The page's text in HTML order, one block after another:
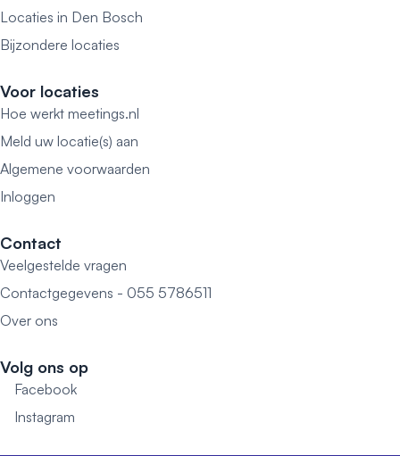
Locaties in Den Bosch
Bijzondere locaties
Voor locaties
Hoe werkt meetings.nl
Meld uw locatie(s) aan
Algemene voorwaarden
Inloggen
Contact
Veelgestelde vragen
Contactgegevens - 055 5786511
Over ons
Volg ons op
Facebook
Instagram